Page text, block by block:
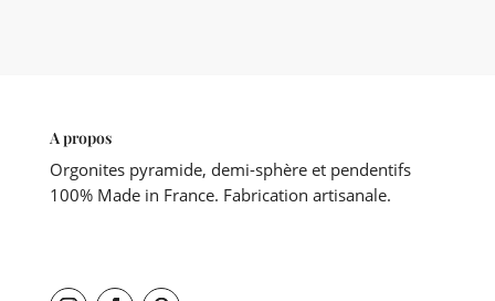
A propos
Orgonites pyramide, demi-sphère et pendentifs
100% Made in France. Fabrication artisanale.